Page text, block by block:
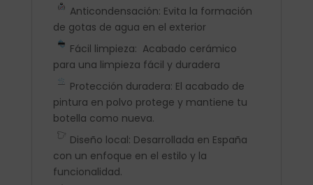
Anticondensación: Evita la formación
de gotas de agua en el exterior
Fácil limpieza: Acabado cerámico
para una limpieza fácil y duradera
Protección duradera: El acabado de
pintura en polvo protege y mantiene tu
botella como nueva.
Diseño local: Desarrollada en España
con un enfoque en el estilo y la
funcionalidad.